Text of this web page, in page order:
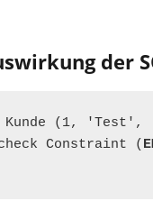
der
Kunde (1,
check Constraint (